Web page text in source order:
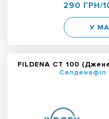
290 ГРН/
У
FILDENA CT 100
Силденафіл